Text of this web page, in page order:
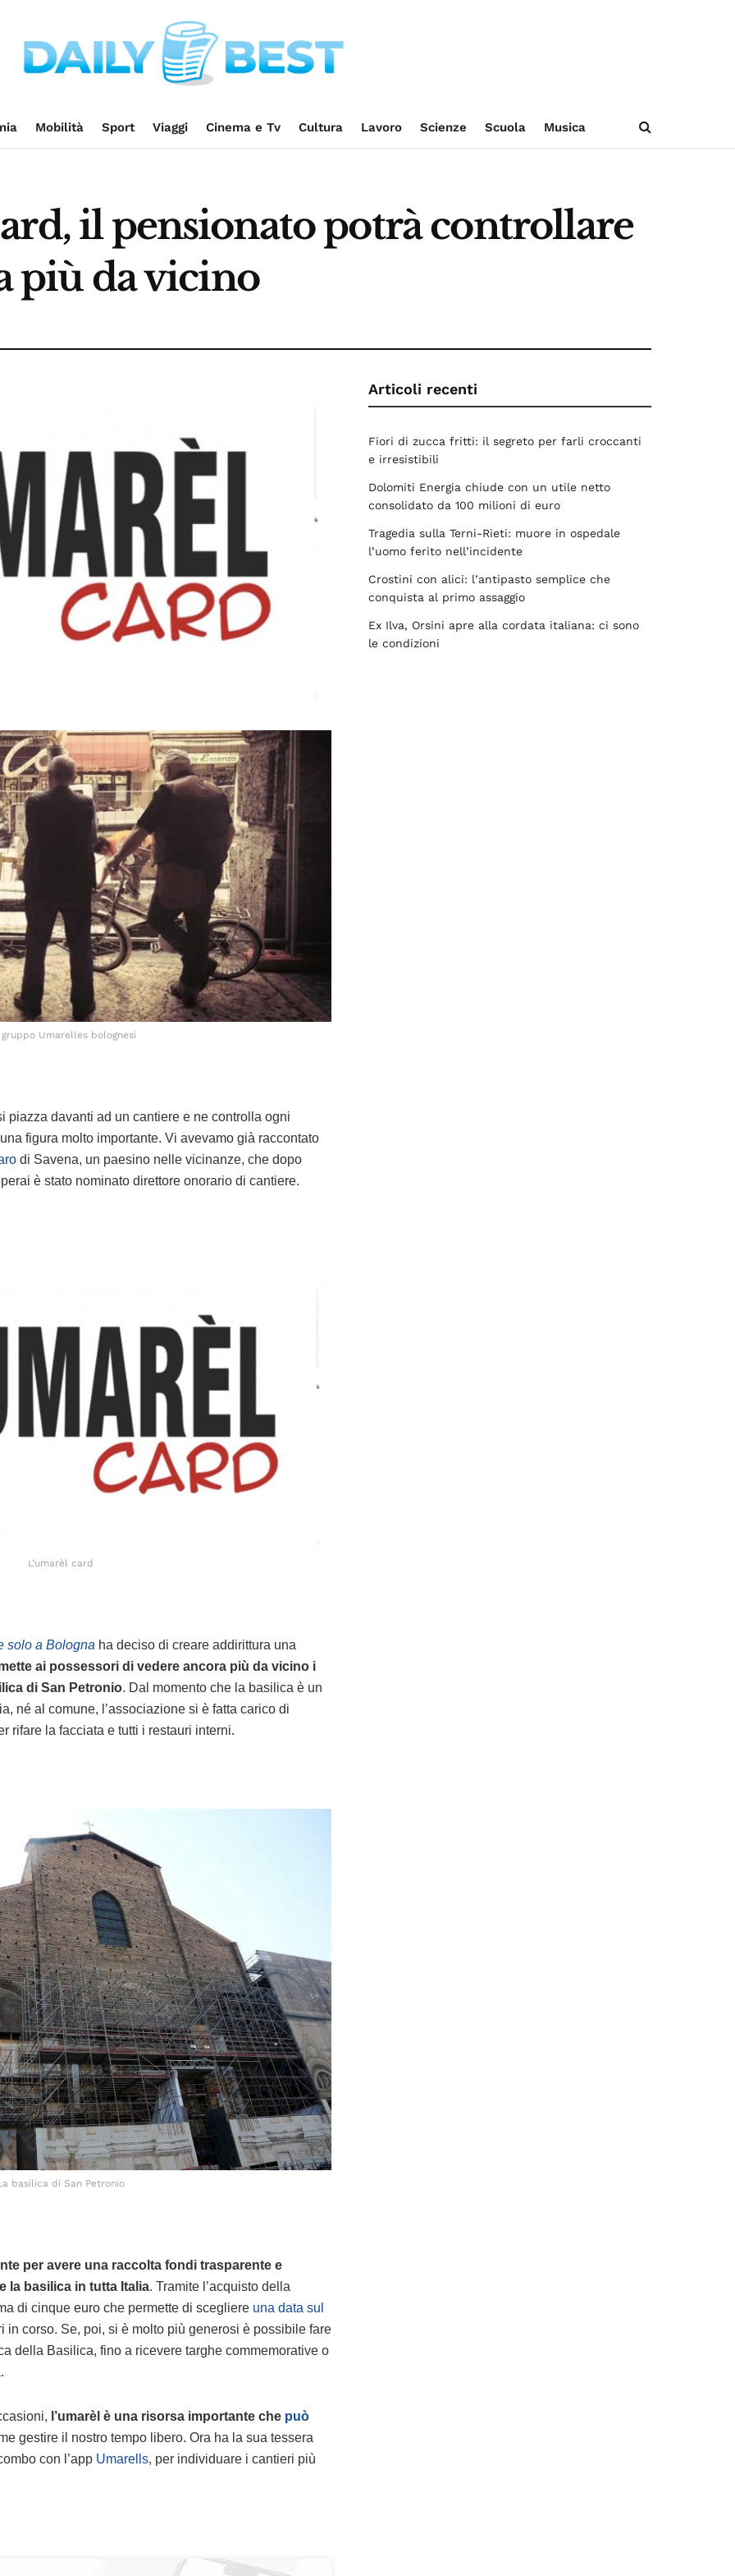
Mobilità Sport Viaggi Cinema e Tv Cultura Lavoro Scienze Scuola Musica
il pensionato potrà controllare
più da vicino
gruppo Umarelles bolognesi
piazza davanti ad un cantiere e ne controlla ogni
figura molto importante. Vi avevamo già raccontato
di Savena, un paesino nelle vicinanze, che dopo
è stato nominato direttore onorario di cantiere.
L’umarèl card
solo a Bologna ha deciso di creare addirittura una
ai possessori di vedere ancora più da vicino i
di San Petronio. Dal momento che la basilica è un
né al comune, l’associazione si è fatta carico di
rifare la facciata e tutti i restauri interni.
basilica di San Petronio
per avere una raccolta fondi trasparente e
la basilica in tutta Italia. Tramite l’acquisto della
di cinque euro che permette di scegliere una data sul
corso. Se, poi, si è molto più generosi è possibile fare
della Basilica, fino a ricevere targhe commemorative o
l’umarèl è una risorsa importante che può
gestire il nostro tempo libero. Ora ha la sua tessera
con l’app Umarells, per individuare i cantieri più
Articoli recenti
Fiori di zucca fritti: il segreto per farli croccanti
e irresistibili
Dolomiti Energia chiude con un utile netto
consolidato da 100 milioni di euro
Tragedia sulla Terni-Rieti: muore in ospedale
l’uomo ferito nell’incidente
Crostini con alici: l’antipasto semplice che
conquista al primo assaggio
Ex Ilva, Orsini apre alla cordata italiana: ci sono
le condizioni